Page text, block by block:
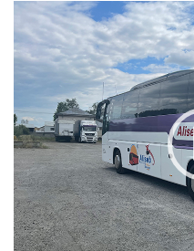
Player
video